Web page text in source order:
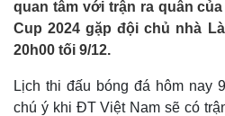
quan tâm với trận ra quân
Cup 2024 gặp đội chủ nhà
20h00 tối 9/12.
Lịch thi đấu bóng đá hôm nay
chú ý khi ĐT Việt Nam sẽ có